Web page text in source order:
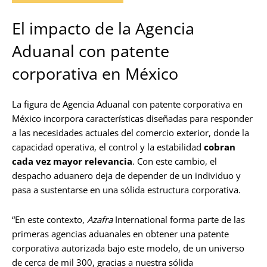
El impacto de la Agencia
Aduanal con patente
corporativa en México
La figura de Agencia Aduanal con patente corporativa en
México incorpora características diseñadas para responder
a las necesidades actuales del comercio exterior, donde la
capacidad operativa, el control y la estabilidad cobran
cada vez mayor relevancia. Con este cambio, el
despacho aduanero deja de depender de un individuo y
pasa a sustentarse en una sólida estructura corporativa.
“En este contexto, AzafraInternational forma parte de las
primeras agencias aduanales en obtener una patente
corporativa autorizada bajo este modelo, de un universo
de cerca de mil 300, gracias a nuestra sólida